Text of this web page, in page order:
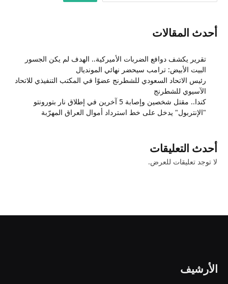
أحدث المقالات
تقرير يكشف دوافع الضربات الأميركية.. الهدف لم يكن الجسور
البيت الأبيض: ترامب سيحضر نهائي المونديال
رئيس الاتحاد السعودي للشطرنج عضوًا في المكتب التنفيذي للاتحاد
الآسيوي للشطرنج
كندا.. مقتل شخصين وإصابة 5 آخرين في إطلاق نار بتورونتو
"الإنتربول" يدخل على خط استرداد أموال العراق المهرّبة
أحدث التعليقات
لا توجد تعليقات للعرض.
الأرشيف